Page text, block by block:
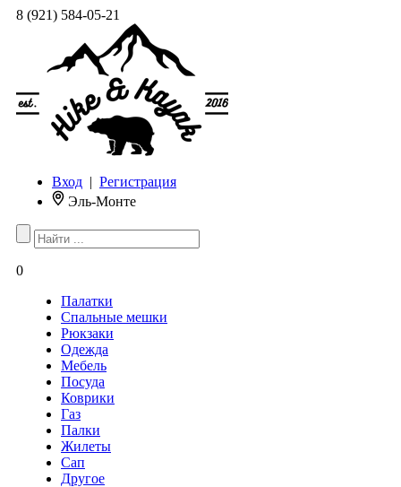
8 (921) 584-05-21
Вход | Регистрация
Эль-Монте
0
Палатки
Спальные мешки
Рюкзаки
Одежда
Мебель
Посуда
Коврики
Газ
Палки
Жилеты
Сап
Другое